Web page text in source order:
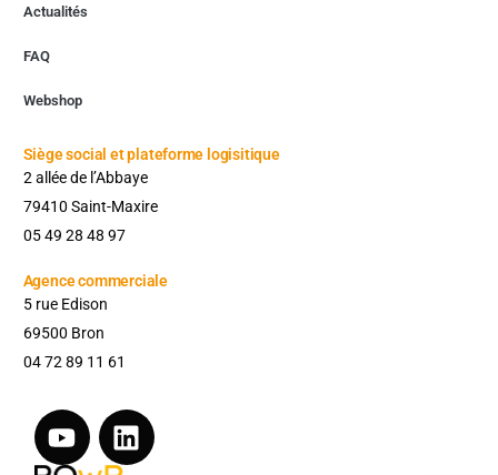
Actualités
FAQ
Webshop
Siège social et plateforme logisitique
2 allée de l’Abbaye
79410 Saint-Maxire
05 49 28 48 97
Agence commerciale​
5 rue Edison
69500 Bron
04 72 89 11 61